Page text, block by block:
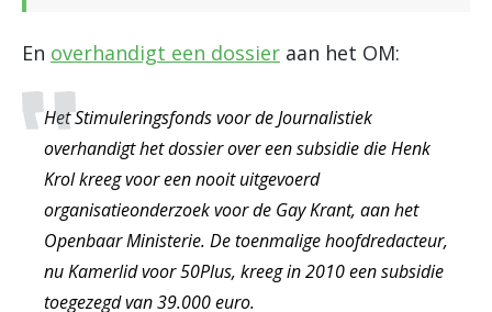
En overhandigt een dossier aan het OM:
Het Stimuleringsfonds voor de Journalistiek
overhandigt het dossier over een subsidie die Henk
Krol kreeg voor een nooit uitgevoerd
organisatieonderzoek voor de Gay Krant, aan het
Openbaar Ministerie. De toenmalige hoofdredacteur,
nu Kamerlid voor 50Plus, kreeg in 2010 een subsidie
toegezegd van 39.000 euro.